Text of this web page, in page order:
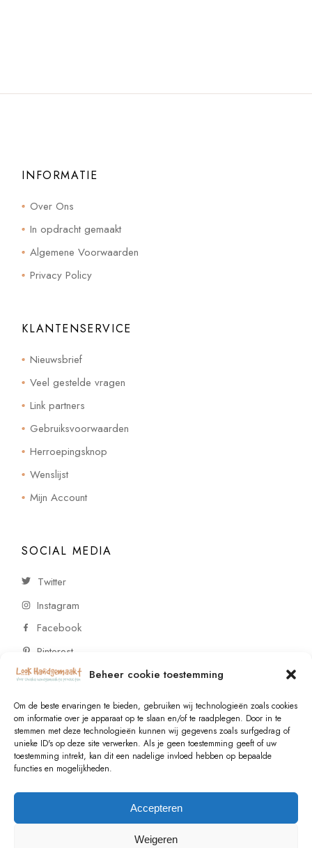
Beheer cookie toestemming
Om de beste ervaringen te bieden, gebruiken wij technologieën zoals cookies
om informatie over je apparaat op te slaan en/of te raadplegen. Door in te
stemmen met deze technologieën kunnen wij gegevens zoals surfgedrag of
unieke ID's op deze site verwerken. Als je geen toestemming geeft of uw
toestemming intrekt, kan dit een nadelige invloed hebben op bepaalde
functies en mogelijkheden.
Accepteren
Weigeren
INFORMATIE
Over Ons
In opdracht gemaakt
Algemene Voorwaarden
Privacy Policy
KLANTENSERVICE
Nieuwsbrief
Veel gestelde vragen
Link partners
Gebruiksvoorwaarden
Herroepingsknop
Wenslijst
Mijn Account
SOCIAL MEDIA
Twitter
Instagram
Facebook
Pinterest
CONTACT
Vragen of wensen? Neem contact op!
+31 (0)6 229 021 29